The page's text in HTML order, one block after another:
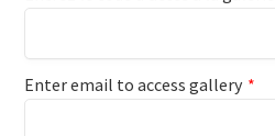
Enter email to access gallery *